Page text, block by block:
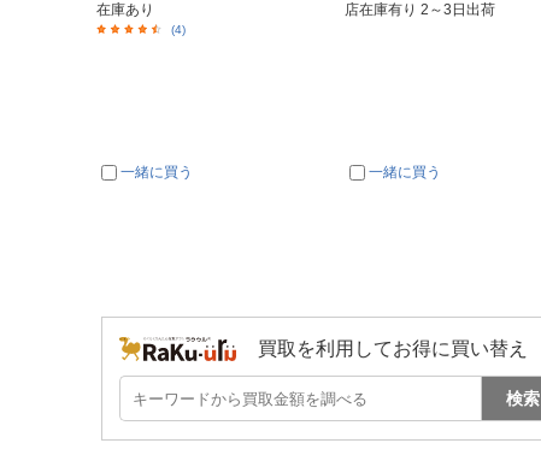
在庫あり
(4)
一緒に買う
店在庫有り 2～3日出荷
一緒に買う
買取を利用してお得に買い替え
検索